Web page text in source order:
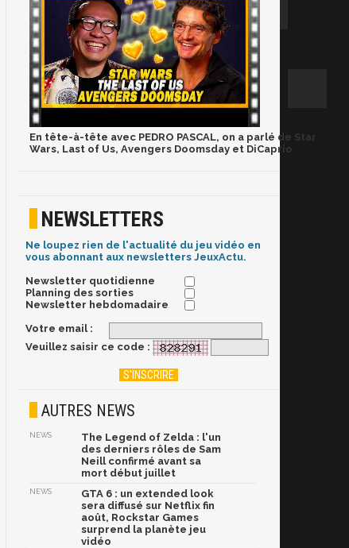
En tête-à-tête avec PEDRO PASCAL, on a parlé de Star
Wars, Last of Us, Avengers Doomsday et DiCaprio
NEWSLETTERS
Ne loupez rien de l'actualité du jeu vidéo en
vous abonnant aux newsletters JeuxActu.
Newsletter quotidienne
Planning des sorties
Newsletter hebdomadaire
Votre email :
Veuillez saisir ce code :
AUTRES NEWS
NEWS
The Legend of Zelda : l'un
des derniers rôles de Sam
Neill confirmé avant sa
mort début juillet
NEWS
GTA 6 : un extended look
sera diffusé sur Netflix fin
août, Rockstar Games
surprend la planète jeu
vidéo